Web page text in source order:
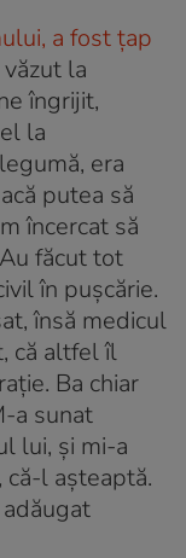
a fost țap
la
îngrijit,
la
era
putea să
încercat să
făcut tot
în pușcărie.
însă medicul
că altfel îl
Ba chiar
a sunat
lui, și mi-a
l așteaptă.